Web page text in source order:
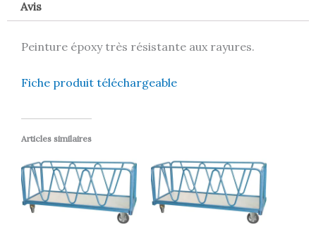
Avis
Peinture époxy très résistante aux rayures.
Fiche produit téléchargeable
Articles similaires